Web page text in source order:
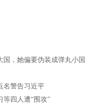
国，她偏要伪装成弹丸小国
名警告习近平
等四人遭“围攻”